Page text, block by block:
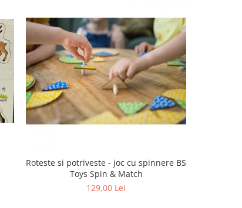
Roteste si potriveste - joc cu spinnere BS
Toys Spin & Match
129,00 Lei